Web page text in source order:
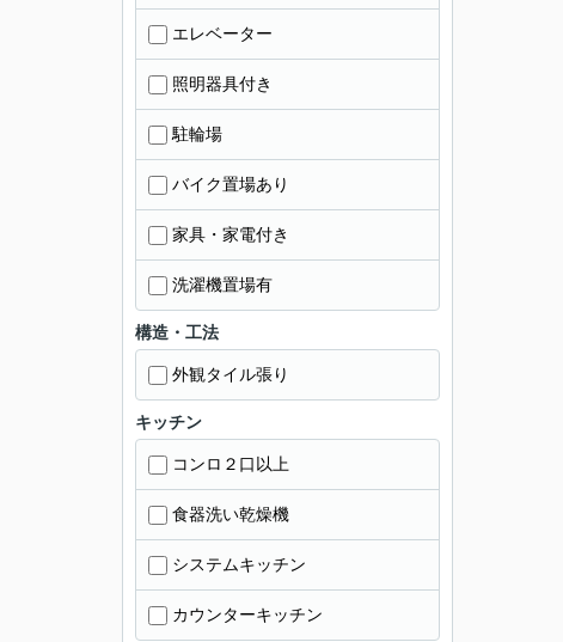
エレベーター
照明器具付き
駐輪場
バイク置場あり
家具・家電付き
洗濯機置場有
構造・工法
外観タイル張り
キッチン
コンロ２口以上
食器洗い乾燥機
システムキッチン
カウンターキッチン